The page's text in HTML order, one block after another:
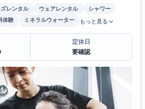
レンタル ウェアレンタル
シャワー
体験 ミネラルウォーター もっと見る
定休日
要確認